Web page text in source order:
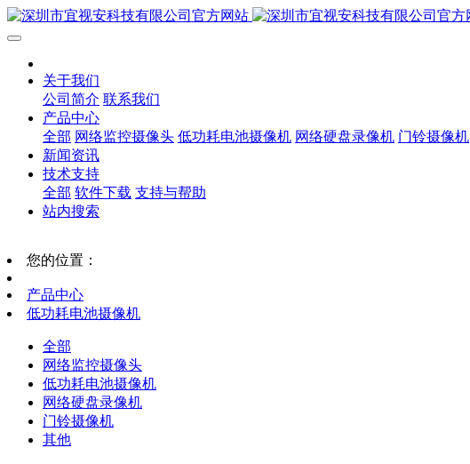
关于我们
公司简介 联系我们
产品中心
全部 网络监控摄像头 低功耗电池摄像机 网络硬盘录像机 门铃摄像机
新闻资讯
技术支持
全部 软件下载 支持与帮助
站内搜索
您的位置：
产品中心
低功耗电池摄像机
全部
网络监控摄像头
低功耗电池摄像机
网络硬盘录像机
门铃摄像机
其他